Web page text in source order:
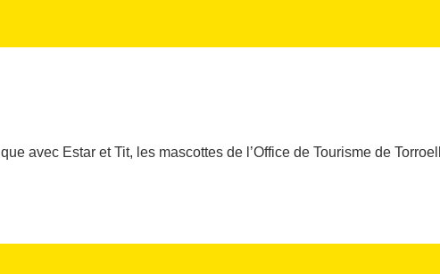
avec Estar et Tit, les mascottes de l’Office de Tourisme de